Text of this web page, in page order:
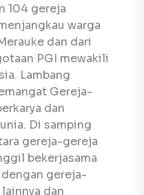
104 gereja
warga
dan dari
PGI mewakili
Lambang
Gereja-
dan
Di samping
gereja-gereja
bekerjasama
gereja-
dan